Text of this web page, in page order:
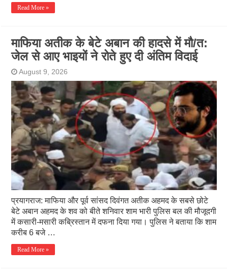
Read More »
माफिया अतीक के बेटे अबान की हादसे में मौ/त:
जेल से आए भाइयों ने रोते हुए दी अंतिम विदाई
August 9, 2026
प्रयागराज: माफिया और पूर्व सांसद दिवंगत अतीक अहमद के सबसे छोटे
बेटे अबान अहमद के शव को बीते शनिवार शाम भारी पुलिस बल की मौजूदगी
में कसारी-मसारी कब्रिस्तान में दफना दिया गया। पुलिस ने बताया कि शाम
करीब 6 बजे …
Read More »